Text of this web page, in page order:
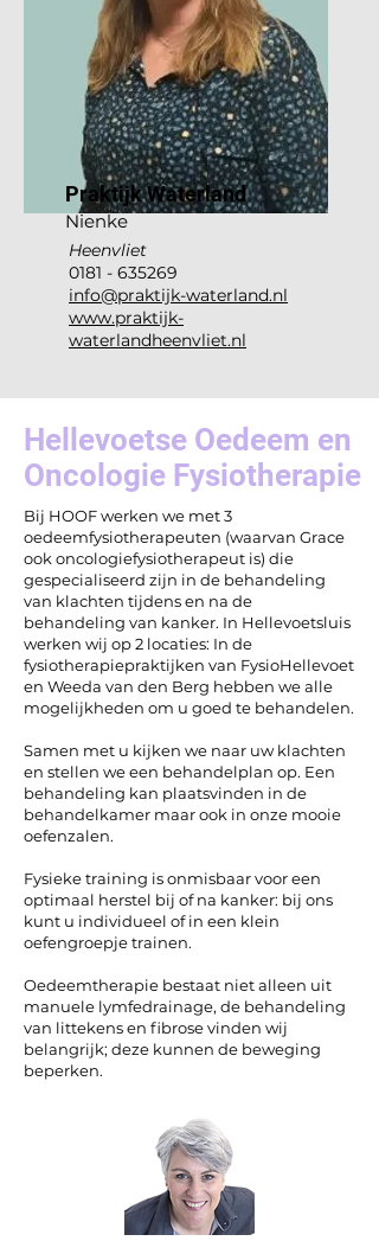
Praktijk Waterland
Nienke
Heenvliet
0181 - 635269
info@praktijk-waterland.nl
www.praktijk-
waterlandheenvliet.nl
Hellevoetse Oedeem en
Oncologie Fysiotherapie
Bij HOOF werken we met 3
oedeemfysiotherapeuten (waarvan Grace
ook oncologiefysiotherapeut is) die
gespecialiseerd zijn in de behandeling
van klachten tijdens en na de
behandeling van kanker. In Hellevoetsluis
werken wij op 2 locaties: In de
fysiotherapiepraktijken van FysioHellevoet
en Weeda van den Berg hebben we alle
mogelijkheden om u goed te behandelen.
Samen met u kijken we naar uw klachten
en stellen we een behandelplan op. Een
behandeling kan plaatsvinden in de
behandelkamer maar ook in onze mooie
oefenzalen.
Fysieke training is onmisbaar voor een
optimaal herstel bij of na kanker: bij ons
kunt u individueel of in een klein
oefengroepje trainen.
Oedeemtherapie bestaat niet alleen uit
manuele lymfedrainage, de behandeling
van littekens en fibrose vinden wij
belangrijk; deze kunnen de beweging
beperken.